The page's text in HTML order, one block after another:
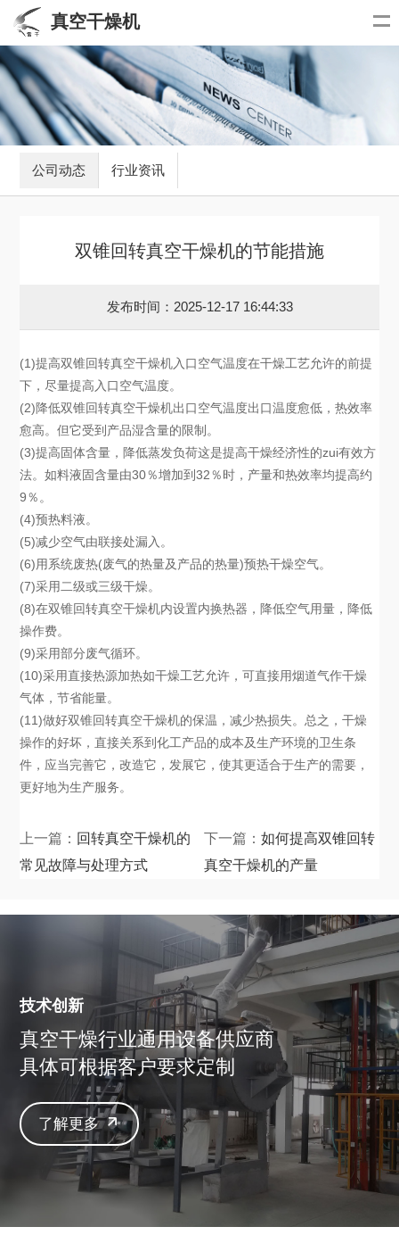
真空干燥机
公司动态 行业资讯
双锥回转真空干燥机的节能措施
发布时间：2025-12-17 16:44:33
(1)提高双锥回转真空干燥机入口空气温度在干燥工艺允许的前提
下，尽量提高入口空气温度。
(2)降低双锥回转真空干燥机出口空气温度出口温度愈低，热效率
愈高。但它受到产品湿含量的限制。
(3)提高固体含量，降低蒸发负荷这是提高干燥经济性的zui有效方
法。如料液固含量由30％增加到32％时，产量和热效率均提高约
9％。
(4)预热料液。
(5)减少空气由联接处漏入。
(6)用系统废热(废气的热量及产品的热量)预热干燥空气。
(7)采用二级或三级干燥。
(8)在双锥回转真空干燥机内设置内换热器，降低空气用量，降低
操作费。
(9)采用部分废气循环。
(10)采用直接热源加热如干燥工艺允许，可直接用烟道气作干燥
气体，节省能量。
(11)做好双锥回转真空干燥机的保温，减少热损失。总之，干燥
操作的好坏，直接关系到化工产品的成本及生产环境的卫生条
件，应当完善它，改造它，发展它，使其更适合于生产的需要，
更好地为生产服务。
上一篇： 回转真空干燥机的
常见故障与处理方式
下一篇： 如何提高双锥回转
真空干燥机的产量
技术创新
真空干燥行业通用设备供应商
具体可根据客户要求定制
了解更多